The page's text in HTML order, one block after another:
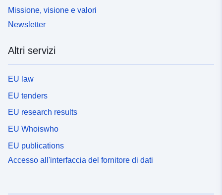
Missione, visione e valori
Newsletter
Altri servizi
EU law
EU tenders
EU research results
EU Whoiswho
EU publications
Accesso all'interfaccia del fornitore di dati